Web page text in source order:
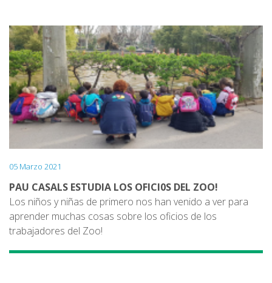
resolviendo las dudas que han ido surgiendo.
05 Marzo 2021
PAU CASALS ESTUDIA LOS OFICI0S DEL ZOO!
Los niños y niñas de primero nos han venido a ver para
aprender muchas cosas sobre los oficios de los
trabajadores del Zoo!